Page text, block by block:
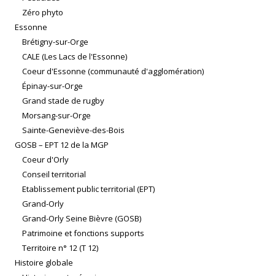
Zéro phyto
Essonne
Brétigny-sur-Orge
CALE (Les Lacs de l'Essonne)
Coeur d'Essonne (communauté d'agglomération)
Épinay-sur-Orge
Grand stade de rugby
Morsang-sur-Orge
Sainte-Geneviève-des-Bois
GOSB – EPT 12 de la MGP
Coeur d'Orly
Conseil territorial
Etablissement public territorial (EPT)
Grand-Orly
Grand-Orly Seine Bièvre (GOSB)
Patrimoine et fonctions supports
Territoire n° 12 (T 12)
Histoire globale